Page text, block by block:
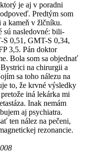
je aj v poradni
Predtým som
a kameň v žlčníku.
sú nasledovné: bili-
0,51, GMT-S 0,34,
3,5. Pán doktor
Bola som sa objednať
na chirurgii a
sa toho nálezu na
to, že krvné výsledky
iná lekárka mi
Inak nemám
aj psychiatra.
ten nález na pečeni,
rezonancie.